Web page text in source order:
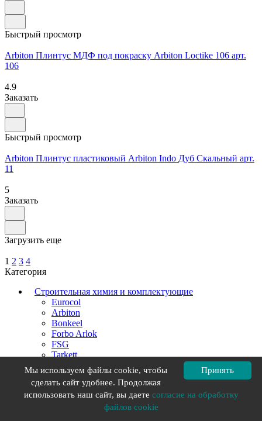
Быстрый просмотр
Arbiton Плинтус МДФ под покраску Arbiton Loctike 106 арт.
106
4.9
Заказать
Быстрый просмотр
Arbiton Плинтус пластиковый Arbiton Indo Дуб Скальный арт.
11
5
Заказать
Загрузить еще
1 2 3 4
Категория
Строительная химия и комплектующие
Eurocol
Arbiton
Bonkeel
Forbo Arlok
FSG
Tarkett
Фильтр
Тип товара
Принять
Мы используем файлы cookie, чтобы
сделать сайт удобнее. Продолжая
использовать наш сайт, вы даете согласие на обработку
файлов cookie